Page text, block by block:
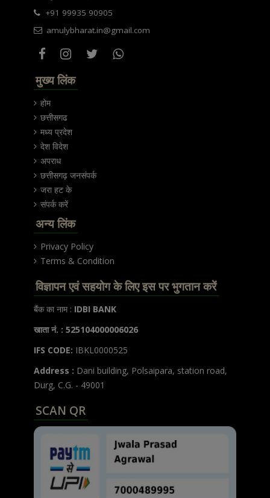
+91 99935 90905
amulybharat.in@gmail.com
मुख्य लिंक
होम
छत्तीसगढ
मध्य प्रदेश
देश विदेश
अपराध
छत्तीसगढ़ जनसंपर्क
जरा हट के
संपर्क करें
अन्य लिंक
Privacy Policy
Terms & Condition
विज्ञापन एवं सहयोग के लिए इस पर भुगतान करें
बैंक का नाम : IDBI BANK
खाता नं. : 525104000006026
IFS CODE: IBKL0000525
Address : Dani building, Polsaipara, station road,
Durg, C.G. - 49001
SCAN QR